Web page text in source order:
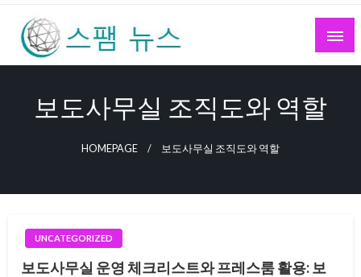
Skip
content
보도사무실 조직도와 역할
HOMEPAGE 보도사무실 조직도와 역할
UNCATEGORIZED
보도사무실 운영 체크리스트와 프레스룸 활용: 보